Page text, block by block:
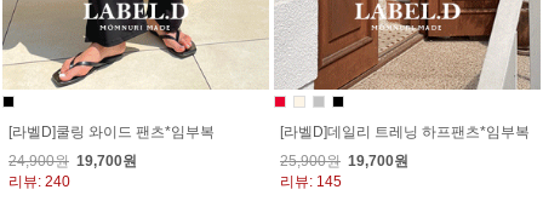
[라벨D]쿨링 와이드 팬츠*임부복
24,900원 19,700원
리뷰: 240
[라벨D]데일리 트레닝 하프팬츠*임부복
25,900원 19,700원
리뷰: 145